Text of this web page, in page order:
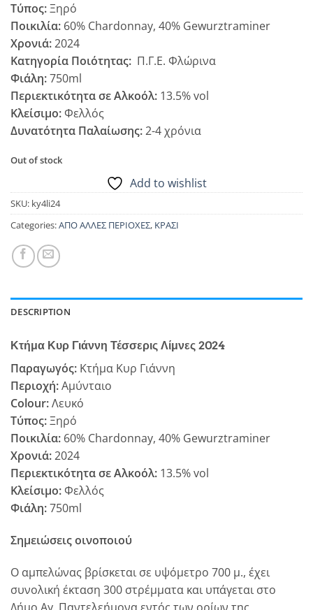
Τύπος:Ξηρό
Ποικιλία: 60% Chardonnay, 40% Gewurztraminer
Χρονιά:2024
Κατηγορία Ποιότητας: Π.Γ.Ε. Φλώρινα
Φιάλη:750ml
Περιεκτικότητα σε Αλκοόλ: 13.5% vol
Κλείσιμο:Φελλός
Δυνατότητα Παλαίωσης:2-4 χρόνια
Out of stock
Add to wishlist
SKU: ky4li24
Categories:ΑΠΟ ΑΛΛΕΣ ΠΕΡΙΟΧΕΣ, ΚΡΑΣΙ
DESCRIPTION
Κτήμα Κυρ Γιάννη Τέσσερις Λίμνες 2024
Παραγωγός: Κτήμα Κυρ Γιάννη
Περιοχή:Αμύνταιο
Colour:Λευκό
Τύπος:Ξηρό
Ποικιλία: 60% Chardonnay, 40% Gewurztraminer
Χρονιά:2024
Περιεκτικότητα σε Αλκοόλ: 13.5% vol
Κλείσιμο:Φελλός
Φιάλη:750ml
Σημειώσεις οινοποιού
Ο αμπελώνας βρίσκεται σε υψόμετρο 700 μ., έχει
συνολική έκταση 300 στρέμματα και υπάγεται στο
Δήμο Αγ. Παντελεήμονα εντός των ορίων της